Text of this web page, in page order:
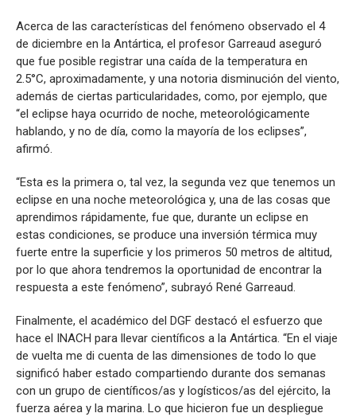
Acerca de las características del fenómeno observado el 4
de diciembre en la Antártica, el profesor Garreaud aseguró
que fue posible registrar una caída de la temperatura en
2.5°C, aproximadamente, y una notoria disminución del viento,
además de ciertas particularidades, como, por ejemplo, que
“el eclipse haya ocurrido de noche, meteorológicamente
hablando, y no de día, como la mayoría de los eclipses”,
afirmó.
“Esta es la primera o, tal vez, la segunda vez que tenemos un
eclipse en una noche meteorológica y, una de las cosas que
aprendimos rápidamente, fue que, durante un eclipse en
estas condiciones, se produce una inversión térmica muy
fuerte entre la superficie y los primeros 50 metros de altitud,
por lo que ahora tendremos la oportunidad de encontrar la
respuesta a este fenómeno”, subrayó René Garreaud.
Finalmente, el académico del DGF destacó el esfuerzo que
hace el INACH para llevar científicos a la Antártica. “En el viaje
de vuelta me di cuenta de las dimensiones de todo lo que
significó haber estado compartiendo durante dos semanas
con un grupo de científicos/as y logísticos/as del ejército, la
fuerza aérea y la marina. Lo que hicieron fue un despliegue